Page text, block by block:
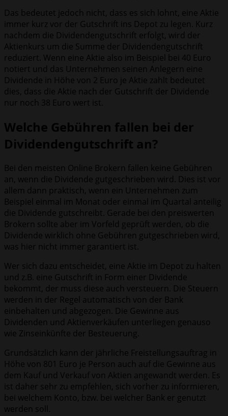
Das bedeutet jedoch nicht, dass es sich lohnt, eine Aktie
immer kurz vor der Gutschrift ins Depot zu legen. Kurz
nachdem die Dividendengutschrift erfolgt, wird der
Aktienkurs um die Summe der Dividendengutschrift
reduziert. Wenn eine Aktie also im Beispiel bei 40 Euro
notiert und das Unternehmen seinen Anlegern eine
Dividende in Höhe von 2 Euro je Aktie zahlt bedeutet
dies, dass die Aktie nach der Gutschrift der Dividende
nur noch 38 Euro wert ist.
Welche Gebühren fallen bei der
Dividendengutschrift an?
Bei den meisten Online Brokern fallen keine Gebühren
an, wenn die Dividende gutgeschrieben wird. Dies ist vor
allem dann praktisch, wenn ein Unternehmen zum
Beispiel einmal im Monat oder einmal im Quartal anteilig
die Dividende gutschreibt. Gerade bei den preiswerten
Brokern sollte aber im Vorfeld geprüft werden, ob die
Dividende wirklich ohne Gebühren gutgeschrieben wird,
was hier nicht immer garantiert ist.
Wer sich dazu entscheidet, eine Aktie im Depot zu halten
und z.B. eine Gutschrift in Form einer Dividende
bekommt, der muss diese auch versteuern. Die Steuern
werden in der Regel automatisch von der Bank
einbehalten und abgezogen. Die Gewinne aus
Dividenden und Aktienverkäufen unterliegen genauso
wie Zinseinkünfte der Besteuerung.
Grundsätzlich kann der jährliche Freistellungsauftrag in
Höhe von 801 Euro je Person auch auf die Gewinne aus
dem Kauf und Verkauf von Aktien angewandt werden. Es
ist daher sehr zu empfehlen, sich vorher zu informieren,
bei welchem Konto, bzw. bei welcher Bank er genutzt
werden soll.